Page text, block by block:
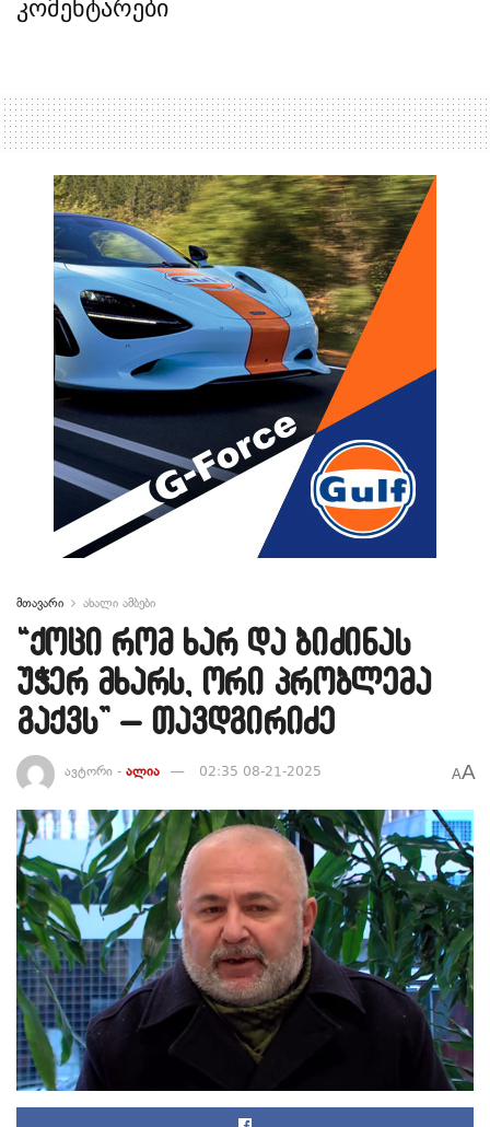
კომენტარები
მთავარი ახალი ამბები
“ქოცი რომ ხარ და ბიძინას
უჭერ მხარს, ორი პრობლემა
გაქვს” – თავდგირიძე
ავტორი - ალია 02:35 08-21-2025 AA